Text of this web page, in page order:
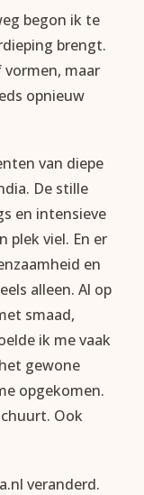
begon ik te
brengt.
maar
opnieuw
van diepe
De stille
en intensieve
plek viel. En er
en
alleen. Al op
smaad,
ik me vaak
gewone
opgekomen.
Ook
veranderd.